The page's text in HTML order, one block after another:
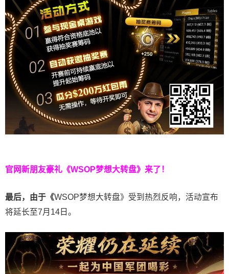
官网新朋友豪礼 《WSOP梦想大转盘》来了！
最后，由于《WSOP梦想大转盘》受到热烈反响，活动宣布
将延长至7月14日。